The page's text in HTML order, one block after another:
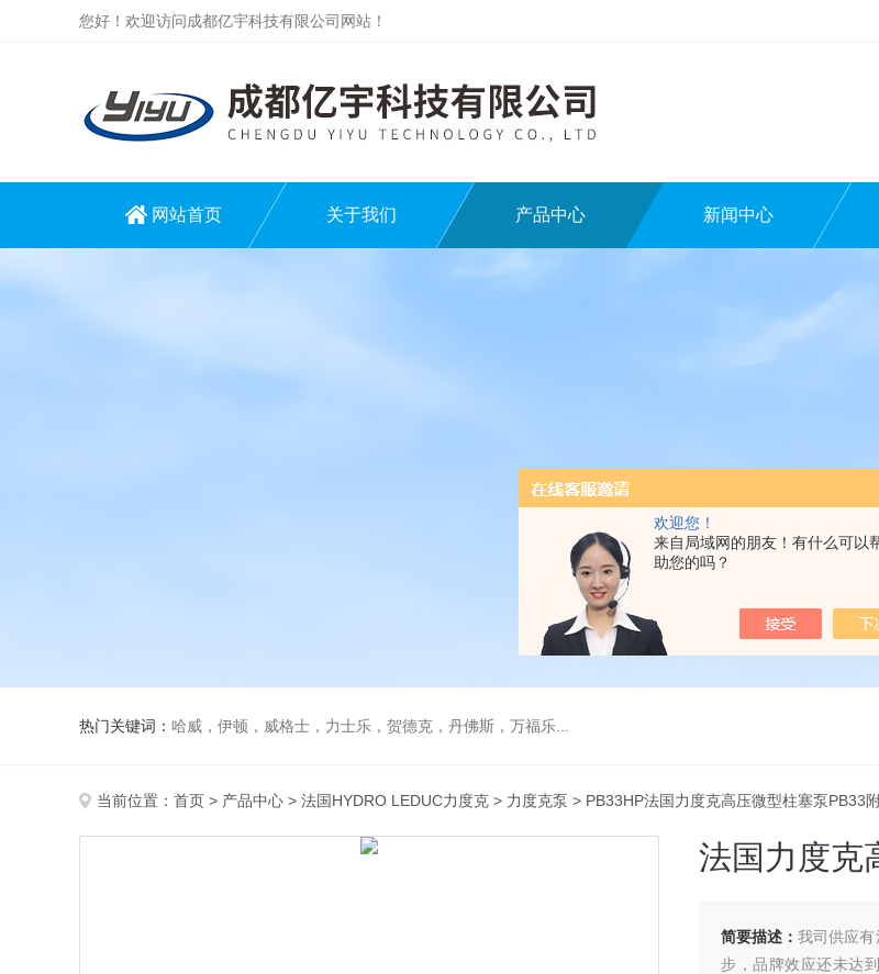
欢迎您！
来自局域网的朋友！有什么可以
助您的吗？
您好！欢迎访问成都亿宇科技有限公司网站！
网站首页 关于我们 产品中心 新闻中心
热门关键词： 哈威，伊顿，威格士，力士乐，贺德克，丹佛斯，万福乐...
当前位置： 首页 > 产品中心 > 法国HYDRO LEDUC力度克 > 力度克泵 > PB33HP法国力度克高压微型柱塞泵PB33
法国力度克
简要描述：我司供应
步，品牌效应还未达